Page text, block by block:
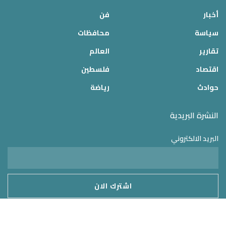
أخبار
سياسة
تقارير
اقتصاد
حوادث
فن
محافظات
العالم
فلسطين
رياضة
النشرة البريدية
البريد الالكتروني